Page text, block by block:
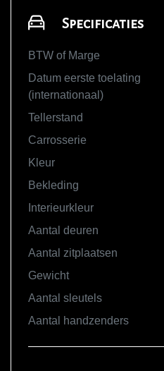
Specificaties
BTW of Marge
Datum eerste toelating
(internationaal)
Tellerstand
Carrosserie
Kleur
Bekleding
Interieurkleur
Aantal deuren
Aantal zitplaatsen
Gewicht
Aantal sleutels
Aantal handzenders